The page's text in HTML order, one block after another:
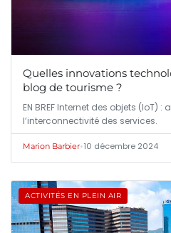
Quelles innovations
blog de tourisme ?
EN BREF Internet des objets (IoT)
l’interconnectivité des services.
Marion Barbier•10 décembre 2024
ACTIVITÉS EN PLEIN AIR